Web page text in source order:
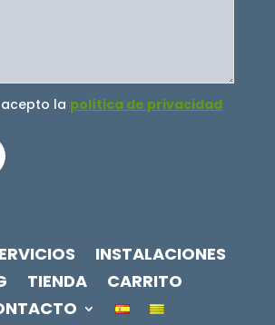
la política de privacidad
INSTALACIONES
TIENDA
CARRITO